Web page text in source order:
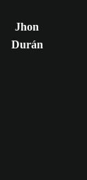
Jhon
Durán